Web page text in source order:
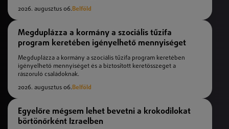
2026. augusztus 06.Belföld
Megduplázza a kormány a szociális tűzifa
program keretében igényelhető mennyiséget
Megduplázza a kormány a szociális tűzifa program keretében
igényelhető mennyiséget és a biztosított keretösszeget a
rászoruló családoknak.
2026. augusztus 06.Belföld
Egyelőre mégsem lehet bevetni a krokodilokat
börtönőrként Izraelben